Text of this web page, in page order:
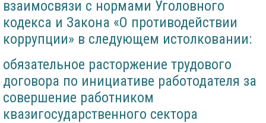
взаимосвязи с нормами Уголовного
кодекса и Закона «О противодействии
коррупции» в следующем истолковании:
обязательное расторжение трудового
договора по инициативе работодателя за
совершение работником
квазигосударственного сектора